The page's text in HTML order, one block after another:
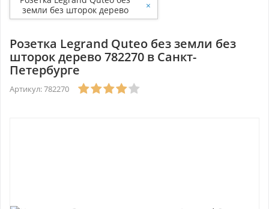
земли без шторок дерево
782270
×
Розетка Legrand Quteo без земли без
шторок дерево 782270 в Санкт-
Петербурге
Артикул: 782270